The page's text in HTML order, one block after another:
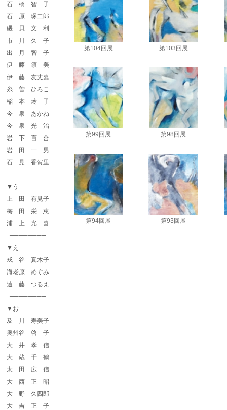
第104回展 会友
第104回展
第103回展 会友
第103回展
第99回展 会友
第99回展
第98回展 会友
第98回展
第94回展 会友
第94回展
第93回展 会友
第93回展
石 橋 智 子
石 原 琢二郎
磯 貝 文 利
市 川 久 子
出 月 智 子
伊 藤 須 美
伊 藤 友丈嘉
糸 曽 ひろこ
稲 本 玲 子
今 泉 あかね
今 泉 光 治
岩 下 百 合
岩 田 一 男
石 見 香賀里
────────
▼う
上 田 有見子
梅 田 栄 恵
浦 上 光 喜
────────
▼え
戎 谷 真木子
海老原 めぐみ
遠 藤 つるえ
────────
▼お
及 川 寿美子
奥州谷 啓 子
大 井 孝 信
大 蔵 千 鶴
太 田 広 信
大 西 正 昭
大 野 久四郎
大 吉 正 子